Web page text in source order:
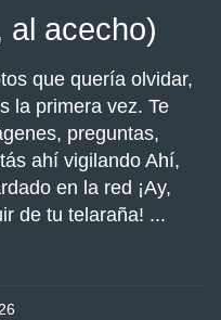
al acecho)
que quería olvidar,
la primera vez. Te
preguntas,
ahí vigilando Ahí,
en la red ¡Ay,
de tu telaraña! ...